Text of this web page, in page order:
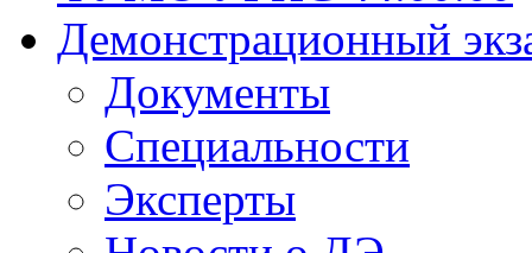
Демонстрационный
Документы
Специальности
Эксперты